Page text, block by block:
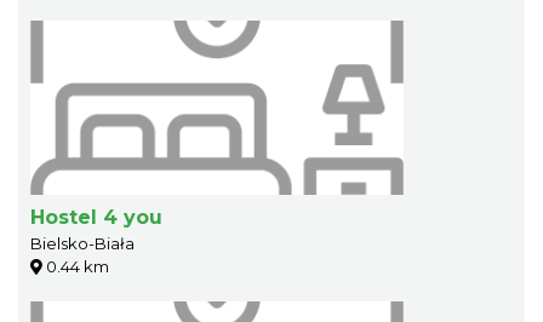
Hostel 4 you
Bielsko-Biała
0.44 km